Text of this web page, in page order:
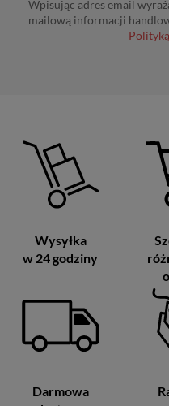
Wpisując adres email
mailową informacji
Wysyłka
w 24 godziny
Darmowa